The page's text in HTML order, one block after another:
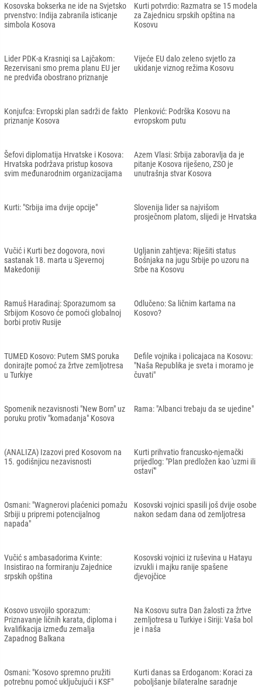
Kosovska bokserka ne ide na Svjetsko
prvenstvo: Indija zabranila isticanje
simbola Kosova
Kurti potvrdio: Razmatra se 15 modela
za Zajednicu srpskih opština na
Kosovu
Lider PDK-a Krasniqi sa Lajčakom:
Rezervisani smo prema planu EU jer
ne predviđa obostrano priznanje
Vijeće EU dalo zeleno svjetlo za
ukidanje viznog režima Kosovu
Konjufca: Evropski plan sadrži de fakto
priznanje Kosova
Plenković: Podrška Kosovu na
evropskom putu
Šefovi diplomatija Hrvatske i Kosova:
Hrvatska podržava pristup kosova
svim međunarodnim organizacijama
Azem Vlasi: Srbija zaboravlja da je
pitanje Kosova riješeno, ZSO je
unutrašnja stvar Kosova
Kurti: "Srbija ima dvije opcije"
Slovenija lider sa najvišom
prosječnom platom, slijedi je Hrvatska
Vučić i Kurti bez dogovora, novi
sastanak 18. marta u Sjevernoj
Makedoniji
Ugljanin zahtjeva: Riješiti status
Bošnjaka na jugu Srbije po uzoru na
Srbe na Kosovu
Ramuš Haradinaj: Sporazumom sa
Srbijom Kosovo će pomoći globalnoj
borbi protiv Rusije
Odlučeno: Sa ličnim kartama na
Kosovo?
TUMED Kosovo: Putem SMS poruka
donirajte pomoć za žrtve zemljotresa
u Turkiye
Defile vojnika i policajaca na Kosovu:
"Naša Republika je sveta i moramo je
čuvati"
Spomenik nezavisnosti "New Born" uz
poruku protiv "komadanja" Kosova
Rama: "Albanci trebaju da se ujedine"
(ANALIZA) Izazovi pred Kosovom na
15. godišnjicu nezavisnosti
Kurti prihvatio francusko-njemački
prijedlog: "Plan predložen kao 'uzmi ili
ostavi'"
Osmani: "Wagnerovi plaćenici pomažu
Srbiji u pripremi potencijalnog
napada"
Kosovski vojnici spasili još dvije osobe
nakon sedam dana od zemljotresa
Vučić s ambasadorima Kvinte:
Insistirao na formiranju Zajednice
srpskih opština
Kosovski vojnici iz ruševina u Hatayu
izvukli i majku ranije spašene
djevojčice
Kosovo usvojilo sporazum:
Priznavanje ličnih karata, diploma i
kvalifikacija između zemalja
Zapadnog Balkana
Na Kosovu sutra Dan žalosti za žrtve
zemljotresa u Turkiye i Siriji: Vaša bol
je i naša
Osmani: "Kosovo spremno pružiti
potrebnu pomoć uključujući i KSF"
Kurti danas sa Erdoganom: Koraci za
poboljšanje bilateralne saradnje